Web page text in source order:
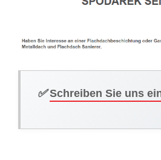
✅Schreiben Sie uns